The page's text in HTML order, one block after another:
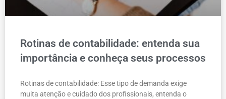
Rotinas de contabilidade: entenda sua
importância e conheça seus processos
Rotinas de contabilidade: Esse tipo de demanda exige
muita atenção e cuidado dos profissionais, entenda o